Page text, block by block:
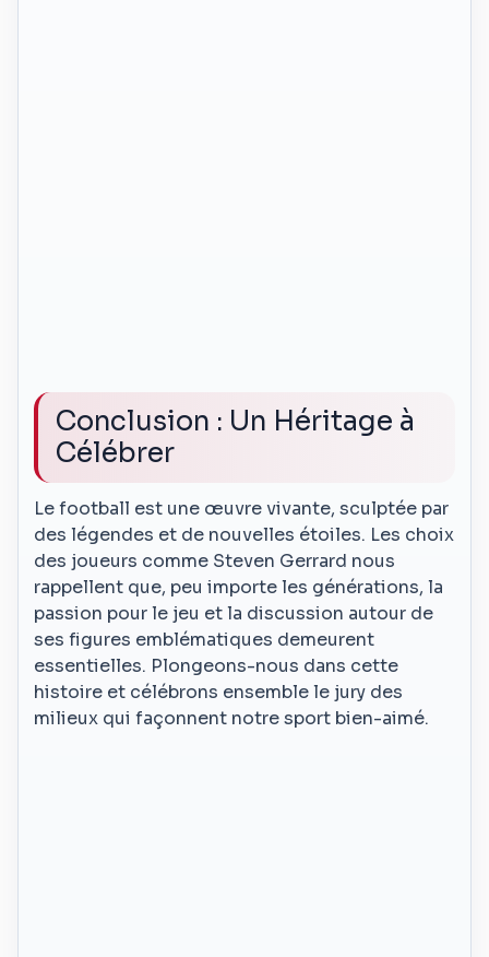
Conclusion : Un Héritage à
Célébrer
Le football est une œuvre vivante, sculptée par
des légendes et de nouvelles étoiles. Les choix
des joueurs comme Steven Gerrard nous
rappellent que, peu importe les générations, la
passion pour le jeu et la discussion autour de
ses figures emblématiques demeurent
essentielles. Plongeons-nous dans cette
histoire et célébrons ensemble le jury des
milieux qui façonnent notre sport bien-aimé.